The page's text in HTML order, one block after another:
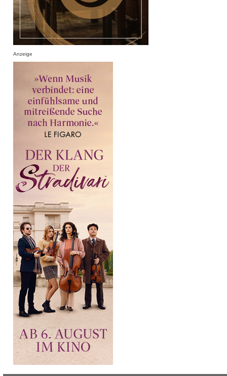
Anzeige